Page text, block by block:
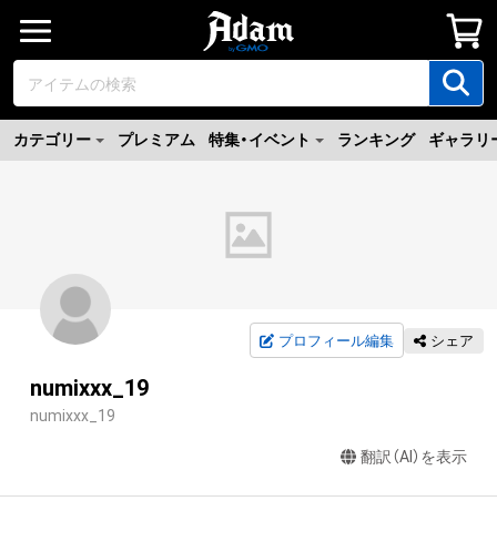
カテゴリー プレミアム 特集・イベント ランキング ギャラリ
プロフィール編集 シェア
numixxx_19
numixxx_19
翻訳（AI）を表示